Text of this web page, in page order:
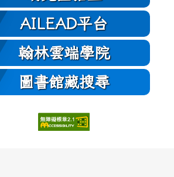
AILEAD平台
翰林雲端學院
圖書館藏搜尋